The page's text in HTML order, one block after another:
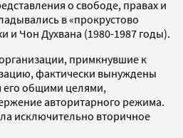
о свободе, правах и
в «прокрустово
и Чон Духвана (1980-1987 годы).
примкнувшие к
фактически вынуждены
его общими целями,
авторитарного режима.
исключительно вторичное